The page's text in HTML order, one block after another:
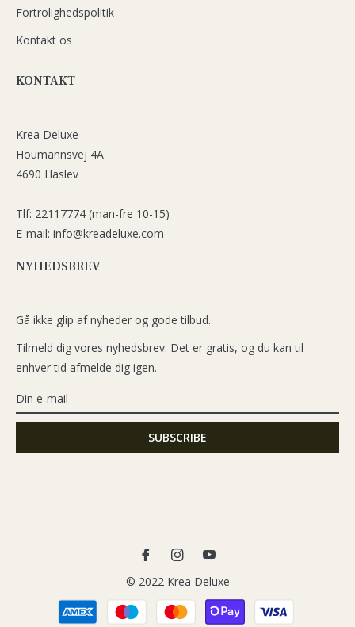
Fortrolighedspolitik
Kontakt os
KONTAKT
Krea Deluxe
Houmannsvej 4A
4690 Haslev
Tlf: 22117774 (man-fre 10-15)
E-mail: info@kreadeluxe.com
NYHEDSBREV
Gå ikke glip af nyheder og gode tilbud.
Tilmeld dig vores nyhedsbrev. Det er gratis, og du kan til
enhver tid afmelde dig igen.
Ins
You
© 2022 Krea Deluxe